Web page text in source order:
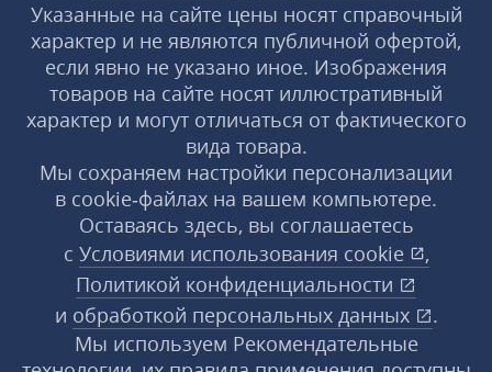
Указанные на сайте цены носят справочный
характер и не являются публичной офертой,
если явно не указано иное. Изображения
товаров на сайте носят иллюстративный
характер и могут отличаться от фактического
вида товара.
Мы сохраняем настройки персонализации
в cookie‑файлах на вашем компьютере.
Оставаясь здесь, вы соглашаетесь
с Условиями использования cookie
,
Политикой конфиденциальности
и обработкой персональных данных
.
Мы используем Рекомендательные